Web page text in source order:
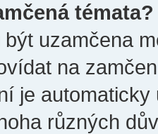
témata?
uzamčena
na
je
různých